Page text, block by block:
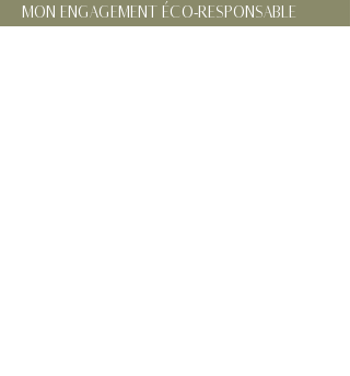
MON ENGAGEMENT ÉCO-RESPONSABLE